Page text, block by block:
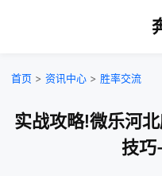
首页 > 资讯中心 > 胜率交流
实战攻略!微乐河
技巧